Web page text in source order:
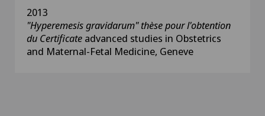
2013
"Hyperemesis gravidarum" thèse pour l'obtention
du Certificate advanced studies in Obstetrics
and Maternal-Fetal Medicine, Geneve